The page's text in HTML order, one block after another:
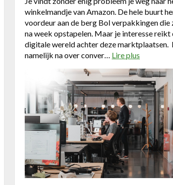
winkelmandje van Amazon. De hele buurt
voordeur aan de berg Bol verpakkingen die
na week opstapelen. Maar je interesse
digitale wereld achter deze marktplaatsen.
namelijk na over conver… Lire plus
o
u
t
A
d
v
e
r
i